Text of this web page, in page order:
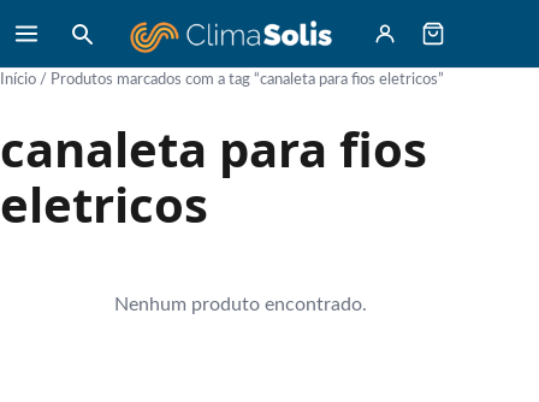
Início / Produtos marcados com a tag “canaleta para fios eletricos”
canaleta para fios
eletricos
Nenhum produto encontrado.